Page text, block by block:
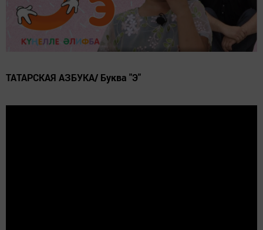
ТАТАРСКАЯ АЗБУКА/ Буква "Э"